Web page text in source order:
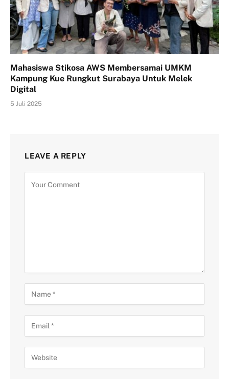
Mahasiswa Stikosa AWS Membersamai UMKM
Kampung Kue Rungkut Surabaya Untuk Melek
Digital
5 Juli 2025
LEAVE A REPLY